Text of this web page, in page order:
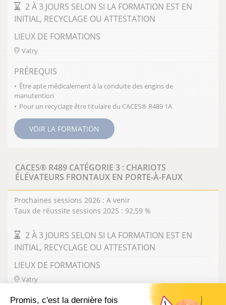
Promis, c'est la dernière fois
DURÉE DE LA FORMATION
2 À 3 JOURS SELON SI LA FORMATION EST EN
INITIAL, RECYCLAGE OU ATTESTATION
LIEUX DE FORMATIONS
Vatry
PRÉREQUIS
Être apte médicalement à la conduite des engins de
manutention
Pour un recyclage être titulaire du CACES® R489 1A
VOIR LA FORMATION
CACES® R489 CATÉGORIE 3 : CHARIOTS
ÉLÉVATEURS FRONTAUX EN PORTE-À-FAUX
Prochaines sessions 2026 : A venir
Taux de réussite sessions 2025 : 92,59 %
DURÉE DE LA FORMATION
2 À 3 JOURS SELON SI LA FORMATION EST EN
INITIAL, RECYCLAGE OU ATTESTATION
LIEUX DE FORMATIONS
Vatry
PRÉREQUIS